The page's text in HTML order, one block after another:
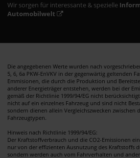
Wir sorgen für interessante & spezielle
Automobilwelt
Die angegebenen Werte wurden nach
5, 6, 6a PKW-EnVKV in der gegenwärtig geltenden
Emmisionen, die durch die Produktion und
anderer Energieträger entstehen, werden bei der
gemäß der Richtlinie 1999/94/EG nicht
nicht auf ein einzelnes Fahrzeug und sind nicht
sondern dienen allein Vergleichszwecken zwischen
Fahrzeugtypen.
Hinweis nach Richtlinie 1999/94/EG:
Der Kraftstoffverbrauch und die CO2-Emissionen
nur von der effizienten Ausnutzung des Kraftstoffs
sondern werden auch vom Fahrverhalten und